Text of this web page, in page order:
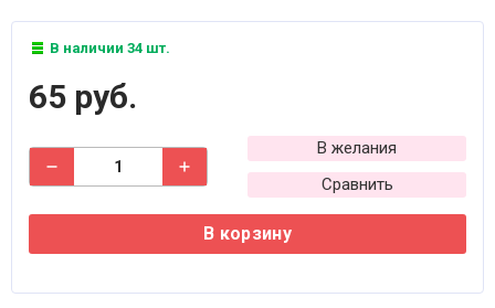
В наличии 34 шт.
65 руб.
В желания
Сравнить
В корзину